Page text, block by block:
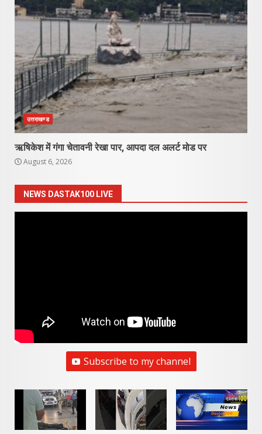
उत्तराखण्ड
ऋषिकेश में गंगा चेतावनी रेखा पार, आपदा दल अलर्ट मोड पर
August 6, 2026
NEWS DASTAK100 LIVE
Subscribe to my channel